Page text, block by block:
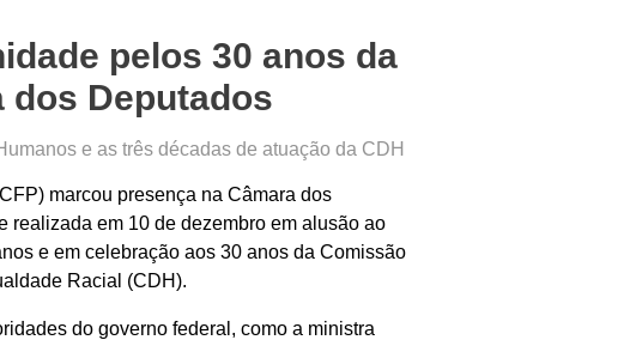
pelos 30 anos da
dos Deputados
e as três décadas de atuação da CDH
marcou presença na Câmara dos
realizada em 10 de dezembro em alusão ao
e em celebração aos 30 anos da Comissão
Racial (CDH).
do governo federal, como a ministra